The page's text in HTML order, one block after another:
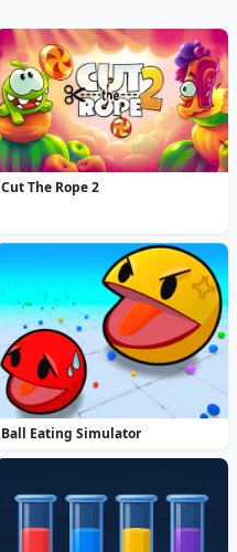
Cut The Rope 2
Ball Eating Simulator